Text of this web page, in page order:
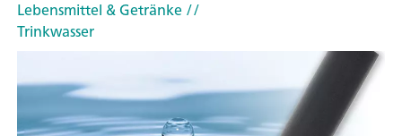
Lebensmittel & Getränke//
Trinkwasser